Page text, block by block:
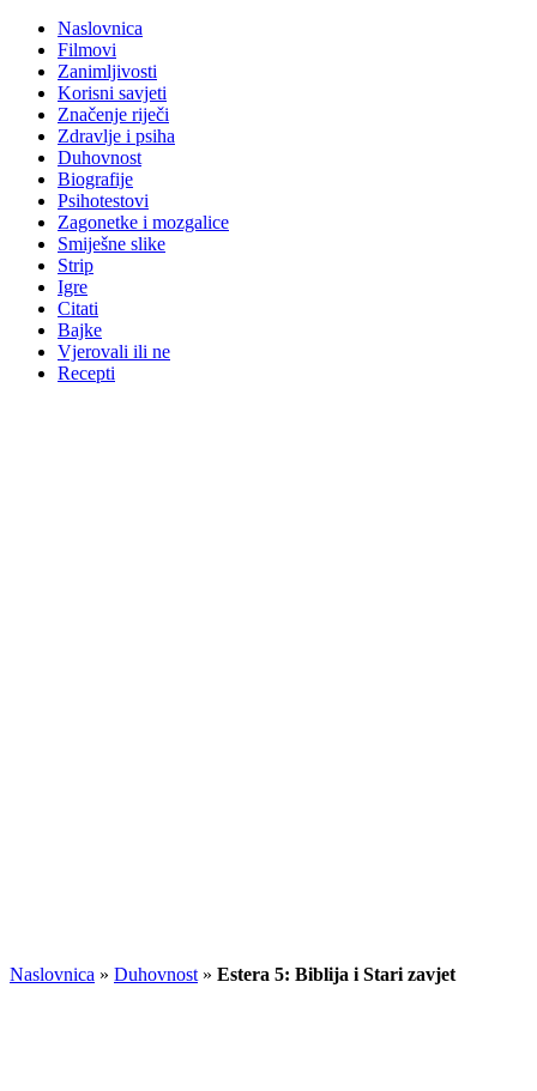
Naslovnica
Filmovi
Zanimljivosti
Korisni savjeti
Značenje riječi
Zdravlje i psiha
Duhovnost
Biografije
Psihotestovi
Zagonetke i mozgalice
Smiješne slike
Strip
Igre
Citati
Bajke
Vjerovali ili ne
Recepti
Naslovnica » Duhovnost » Estera 5: Biblija i Stari zavjet